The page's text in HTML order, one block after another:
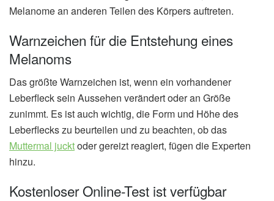
Melanome an anderen Teilen des Körpers auftreten.
Warnzeichen für die Entstehung eines
Melanoms
Das größte Warnzeichen ist, wenn ein vorhandener
Leberfleck sein Aussehen verändert oder an Größe
zunimmt. Es ist auch wichtig, die Form und Höhe des
Leberflecks zu beurteilen und zu beachten, ob das
Muttermal jucktoder gereizt reagiert, fügen die Experten
hinzu.
Kostenloser Online-Test ist verfügbar